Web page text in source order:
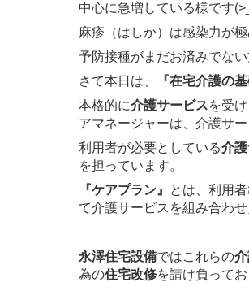
中心に急増している様です
麻疹（はしか）は感染力が
予防接種がまだお済みでな
さて本日は、
『在宅介護の
本格的に介護サービスを受
アマネージャーは、介護サ
利用者が必要としている介
を担っています。
『ケアプラン』
とは、利用
て介護サービスを組み合わせ
永澤住宅設備ではこれらの
為の住宅改修を請け負ってお